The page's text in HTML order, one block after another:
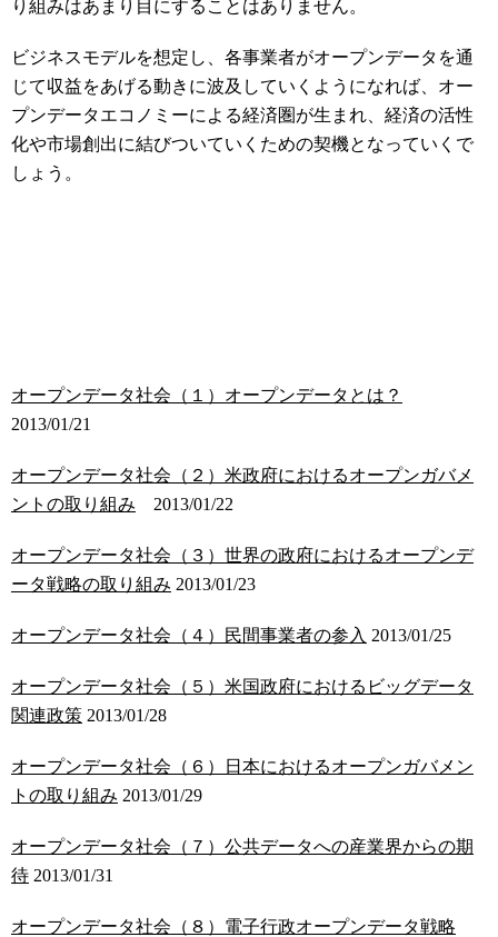
り組みはあまり目にすることはありません。
ビジネスモデルを想定し、各事業者がオープンデータを通
じて収益をあげる動きに波及していくようになれば、オー
プンデータエコノミーによる経済圏が生まれ、経済の活性
化や市場創出に結びついていくための契機となっていくで
しょう。
オープンデータ社会（１）オープンデータとは？
2013/01/21
オープンデータ社会（２）米政府におけるオープンガバメ
ントの取り組み 2013/01/22
オープンデータ社会（３）世界の政府におけるオープンデ
ータ戦略の取り組み 2013/01/23
オープンデータ社会（４）民間事業者の参入 2013/01/25
オープンデータ社会（５）米国政府におけるビッグデータ
関連政策 2013/01/28
オープンデータ社会（６）日本におけるオープンガバメン
トの取り組み 2013/01/29
オープンデータ社会（７）公共データへの産業界からの期
待 2013/01/31
オープンデータ社会（８）電子行政オープンデータ戦略